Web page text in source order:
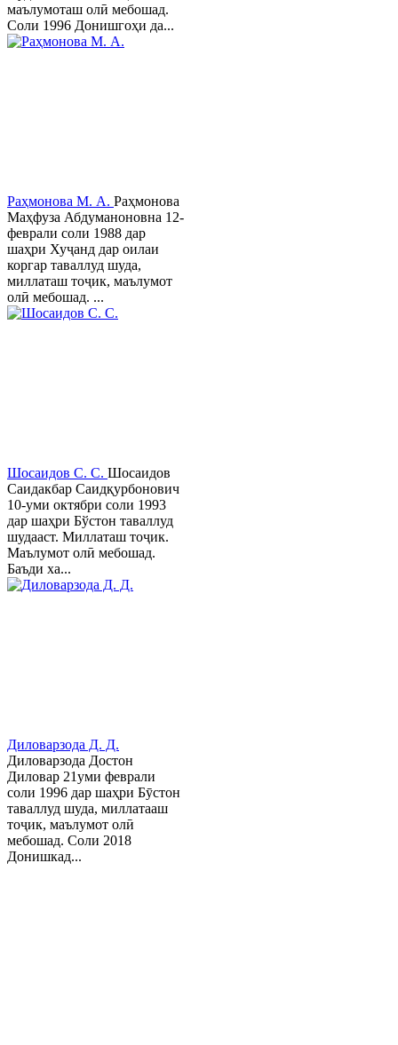
маълумоташ олӣ мебошад.
Соли 1996 Донишгоҳи да...
Раҳмонова М. А. Раҳмонова
Маҳфуза Абдуманоновна 12-
феврали соли 1988 дар
шаҳри Хуҷанд дар оилаи
коргар таваллуд шуда,
миллаташ тоҷик, маълумот
олӣ мебошад. ...
Шосаидов С. С. Шосаидов
Саидакбар Саидқурбонович
10-уми октябри соли 1993
дар шаҳри Бўстон таваллуд
шудааст. Миллаташ тоҷик.
Маълумот олӣ мебошад.
Баъди ха...
Диловарзода Д. Д.
Диловарзода Достон
Диловар 21уми феврали
соли 1996 дар шаҳри Бӯстон
таваллуд шуда, миллатааш
тоҷик, маълумот олӣ
мебошад. Соли 2018
Донишкад...